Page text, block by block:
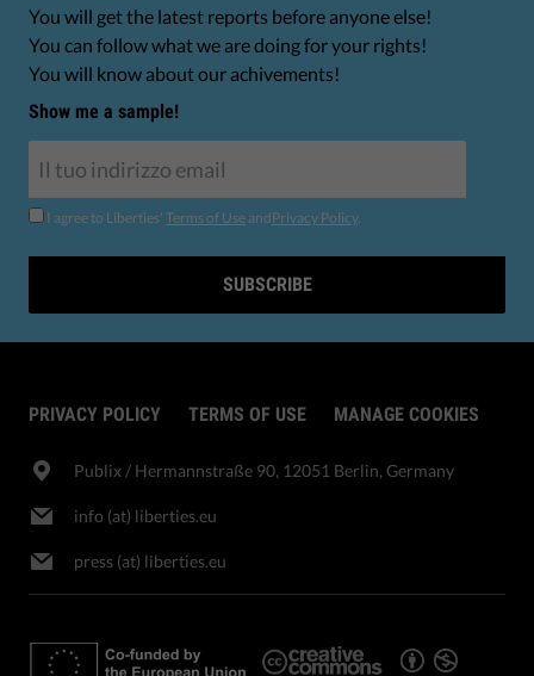
You will get the latest reports before anyone else!
You can follow what we are doing for your rights!
You will know about our achivements!
Show me a sample!
I agree to Liberties' Terms of Use andPrivacy Policy.
SUBSCRIBE
PRIVACY POLICY TERMS OF USE MANAGE COOKIES
Publix​ / Hermannstraße 90, 12051 Berlin, Germany
info (at) liberties.eu
press (at) liberties.eu